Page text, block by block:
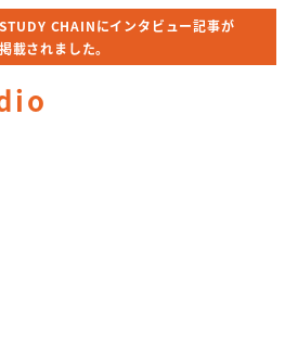
STUDY CHAINにインタビュー記事が
掲載されました。
STUDY CHAINにインタビュー記事が
掲載されました。